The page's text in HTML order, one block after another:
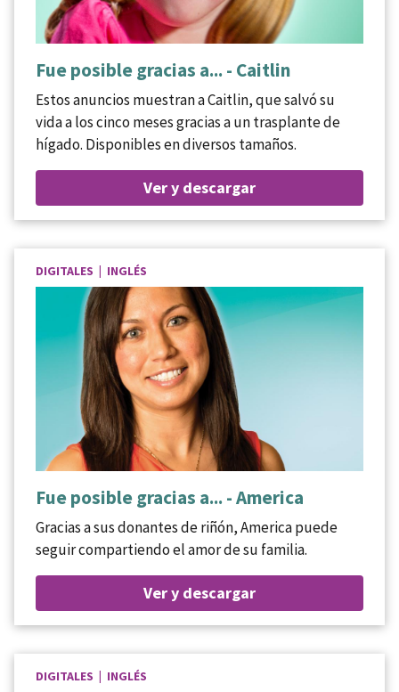
Fue posible gracias a... - Caitlin
Estos anuncios muestran a Caitlin, que salvó su
vida a los cinco meses gracias a un trasplante de
hígado. Disponibles en diversos tamaños.
Ver y descargar
DIGITALES | INGLÉS
Fue posible gracias a... - America
Gracias a sus donantes de riñón, America puede
seguir compartiendo el amor de su familia.
Ver y descargar
DIGITALES | INGLÉS